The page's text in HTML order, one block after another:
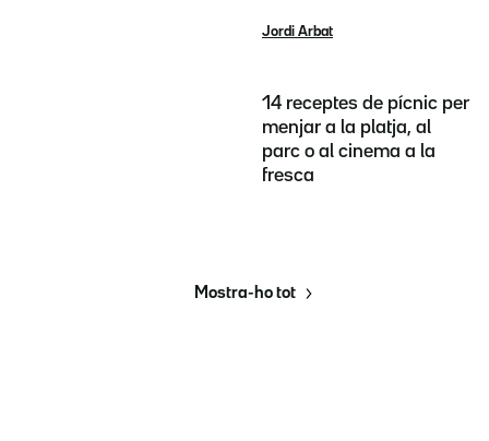
Jordi Arbat
14 receptes de pícnic per
menjar a la platja, al
parc o al cinema a la
fresca
Mostra-ho tot